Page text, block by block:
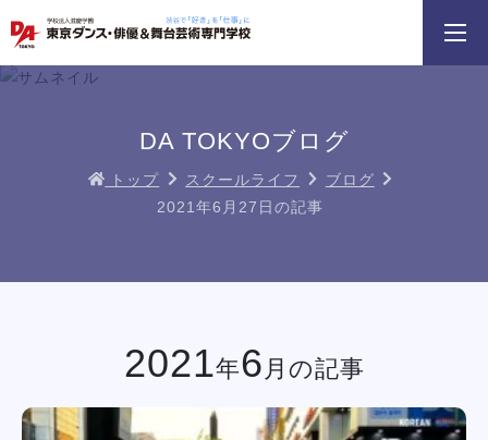
学科・専攻 資料請求 オープンキャンパス
DA TOKYOブログ
トップ スクールライフ
ブログ
2021年6月27日の記事
2021年6 月の記事